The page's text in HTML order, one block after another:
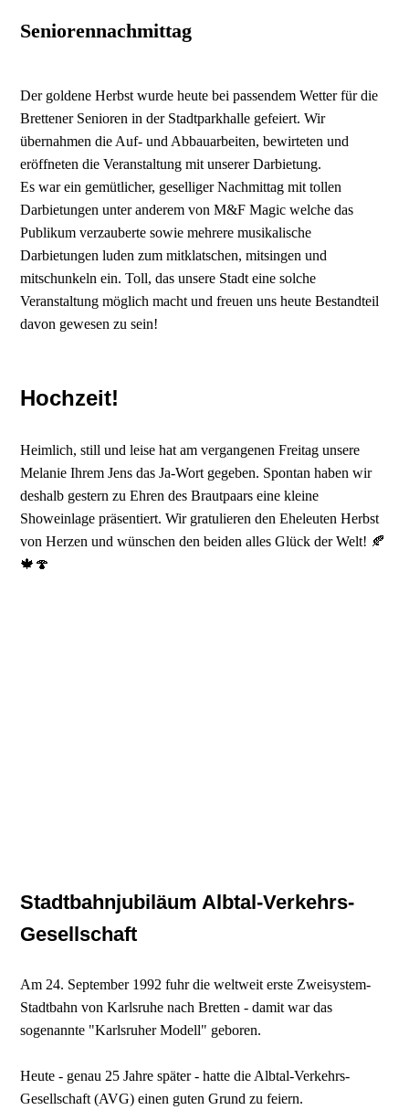
Seniorennachmittag
Der goldene Herbst wurde heute bei passendem Wetter für die
Brettener Senioren in der Stadtparkhalle gefeiert. Wir
übernahmen die Auf- und Abbauarbeiten, bewirteten und
eröffneten die Veranstaltung mit unserer Darbietung.
Es war ein gemütlicher, geselliger Nachmittag mit tollen
Darbietungen unter anderem von M&F Magic welche das
Publikum verzauberte sowie mehrere musikalische
Darbietungen luden zum mitklatschen, mitsingen und
mitschunkeln ein. Toll, das unsere Stadt eine solche
Veranstaltung möglich macht und freuen uns heute Bestandteil
davon gewesen zu sein!
Hochzeit!
Heimlich, still und leise hat am vergangenen Freitag unsere
Melanie Ihrem Jens das Ja-Wort gegeben. Spontan haben wir
deshalb gestern zu Ehren des Brautpaars eine kleine
Showeinlage präsentiert. Wir gratulieren den Eheleuten Herbst
von Herzen und wünschen den beiden alles Glück der Welt! 🍂
🍁🍄
Stadtbahnjubiläum Albtal-Verkehrs-
Gesellschaft
Am 24. September 1992 fuhr die weltweit erste Zweisystem-
Stadtbahn von Karlsruhe nach Bretten - damit war das
sogenannte "Karlsruher Modell" geboren.
Heute - genau 25 Jahre später - hatte die Albtal-Verkehrs-
Gesellschaft (AVG) einen guten Grund zu feiern.